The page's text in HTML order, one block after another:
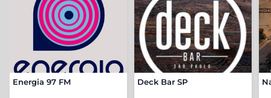
Energia 97 FM Deck Bar SP